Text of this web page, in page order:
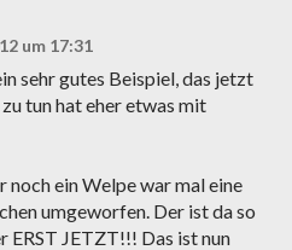
um 17:31
sehr gutes Beispiel, das jetzt
tun hat eher etwas mit
noch ein Welpe war mal eine
umgeworfen. Der ist da so
ERST JETZT!!! Das ist nun